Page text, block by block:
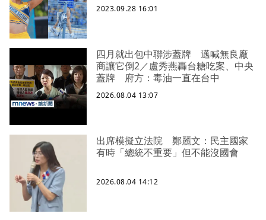
2023.09.28 16:01
四月就出包中聯涉蓋牌 邁喊無良廠
商讓它倒2／盧秀燕轟台糖吃案、中央
蓋牌 府方：毒油一直在台中
2026.08.04 13:07
出席模擬立法院 鄭麗文：民主國家
有時「總統不重要」但不能沒國會
2026.08.04 14:12